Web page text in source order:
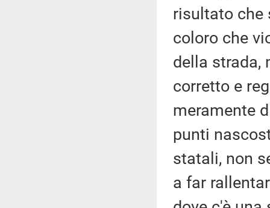
risultato che
coloro che
della strada,
corretto e
meramente
punti
statali, non
a far